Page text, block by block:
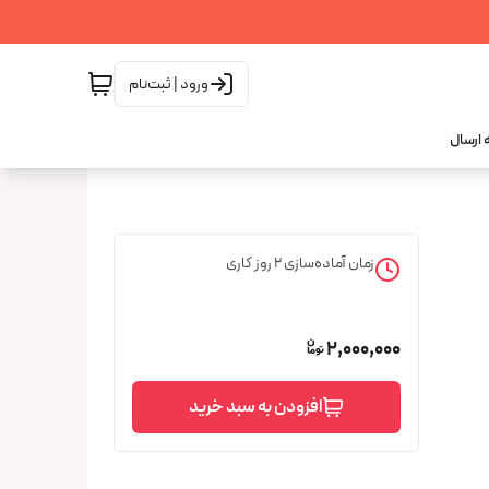
ورود | ثبت‌نام
ارسال
زمان آماده‌سازی2روز کاری
2,000,000
افزودن به سبد خرید